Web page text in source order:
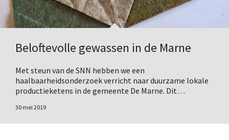
Beloftevolle gewassen in de Marne
Met steun van de SNN hebben we een
haalbaarheidsonderzoek verricht naar duurzame lokale
productieketens in de gemeente De Marne. Dit…
30 mei 2019